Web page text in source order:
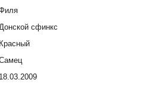
сфинкс
Красный
18.03.2009